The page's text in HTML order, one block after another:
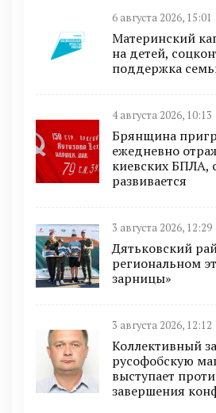
6 августа 2026, 15:01
Материнский
на детей,
поддержка
4 августа 2026, 10:13
Брянщина
ежедневно
киевских БПЛА,
развивается
3 августа 2026, 12:29
Дятьковский
региональном
зарницы»
3 августа 2026, 12:12
Коллективный
русофобскую
выступает
завершения